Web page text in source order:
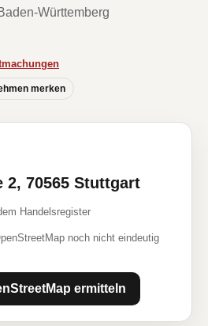
Württemberg
merken
2, 70565 Stuttgart
Handelsregister
noch nicht eindeutig
ermitteln